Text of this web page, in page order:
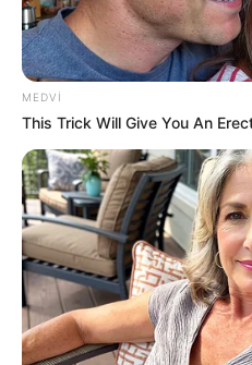
Əslində, Rəşad
deyildiyi kimi:"Quşu
vurmuşdu"
78
MEDVI
This Trick Will Give You An